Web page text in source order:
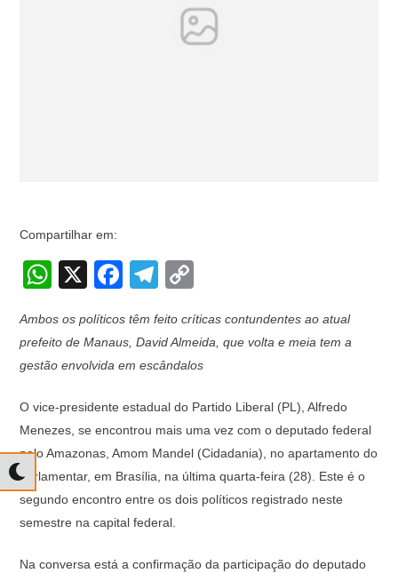
Compartilhar em:
W
at
s
p
p
X
F
c
e
o
o
k
T
e
gr
m
p
y
n
k
Ambos os políticos têm feito críticas contundentes ao atual
prefeito de Manaus, David Almeida, que volta e meia tem a
gestão envolvida em escândalos
O vice-presidente estadual do Partido Liberal (PL), Alfredo
Menezes, se encontrou mais uma vez com o deputado federal
pelo Amazonas, Amom Mandel (Cidadania), no apartamento do
parlamentar, em Brasília, na última quarta-feira (28). Este é o
segundo encontro entre os dois políticos registrado neste
semestre na capital federal.
Na conversa está a confirmação da participação do deputado